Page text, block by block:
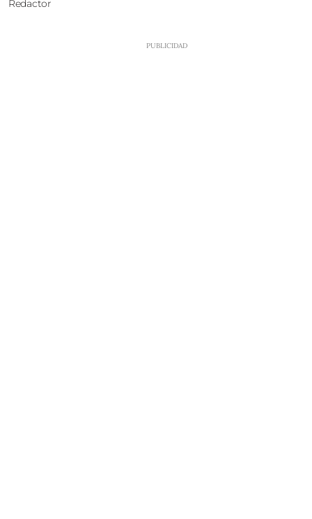
Redactor